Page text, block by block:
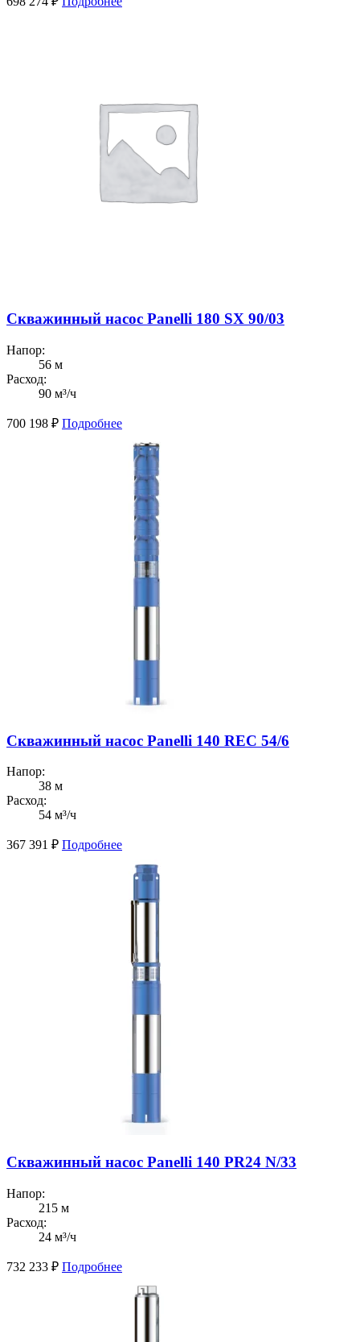
Скважинный насос Panelli 180 SX 90/03
Напор:
56 м
Расход:
90 м³/ч
700 198 ₽ Подробнее
Скважинный насос Panelli 140 REC 54/6
Напор:
38 м
Расход:
54 м³/ч
367 391 ₽ Подробнее
Скважинный насос Panelli 140 PR24 N/33
Напор:
215 м
Расход:
24 м³/ч
732 233 ₽ Подробнее